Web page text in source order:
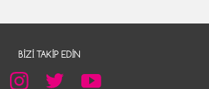
BIZI TAKIP EDIN